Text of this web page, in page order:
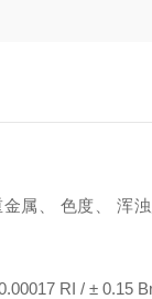
属、 色度、 浑
RI / ± 0.15